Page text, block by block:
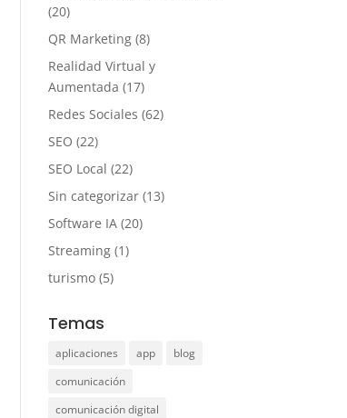
(20)
QR Marketing (8)
Realidad Virtual y
Aumentada (17)
Redes Sociales (62)
SEO (22)
SEO Local (22)
Sin categorizar (13)
Software IA (20)
Streaming (1)
turismo (5)
Temas
aplicaciones app
blog
comunicación
comunicación digital